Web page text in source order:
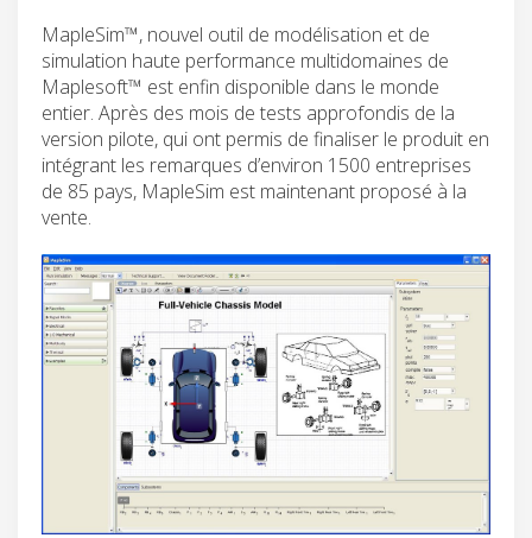
MapleSim™, nouvel outil de modélisation et de
simulation haute performance multidomaines de
Maplesoft™ est enfin disponible dans le monde
entier. Après des mois de tests approfondis de la
version pilote, qui ont permis de finaliser le produit en
intégrant les remarques d’environ 1500 entreprises
de 85 pays, MapleSim est maintenant proposé à la
vente.